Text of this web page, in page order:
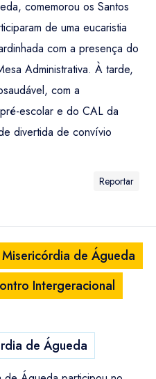
comemorou os Santos
de uma eucaristia
com a presença do
Administrativa. À tarde,
com a
escolar e do CAL da
divertida de convívio
Reportar
de Águeda
Intergeracional
de Águeda